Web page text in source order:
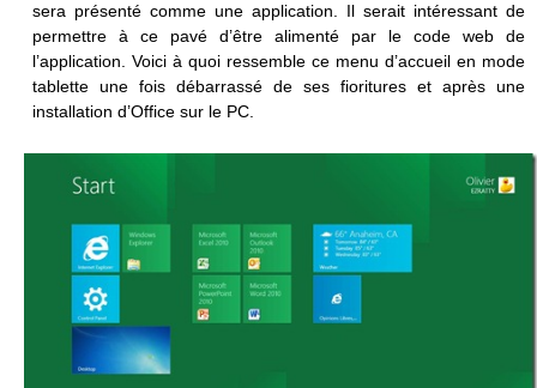
sera présenté comme une application. Il serait intéressant de
permettre à ce pavé d’être alimenté par le code web de
l’application. Voici à quoi ressemble ce menu d’accueil en mode
tablette une fois débarrassé de ses fioritures et après une
installation d’Office sur le PC.